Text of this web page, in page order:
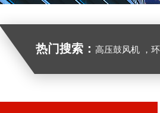
热门搜索： 高压鼓风机 ，环形鼓风机，漩涡鼓风